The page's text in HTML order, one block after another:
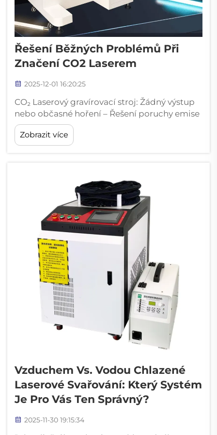
Řešení Běžných Problémů Při
Značení CO2 Laserem
2025-12-01 16:20:25
CO₂ Laserový gravírovací stroj: Žádný výstup
nebo občasné hoření – Řešení poruchy emise
laseru. Laserová trubice nesvítí: Diagnostika
napájení, pojišťovačů a integrity
vysokonapěťového obvodu. Pokud se CO2
Zobrazit více
Vzduchem Vs. Vodou Chlazené
Laserové Svařování: Který Systém
Je Pro Vás Ten Správný?
2025-11-30 19:15:34